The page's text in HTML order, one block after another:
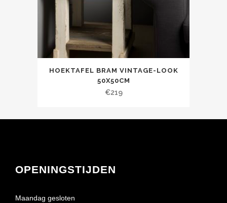
HOEKTAFEL BRAM VINTAGE-LOOK
50X50CM
€219
OPENINGSTIJDEN
Maandag gesloten